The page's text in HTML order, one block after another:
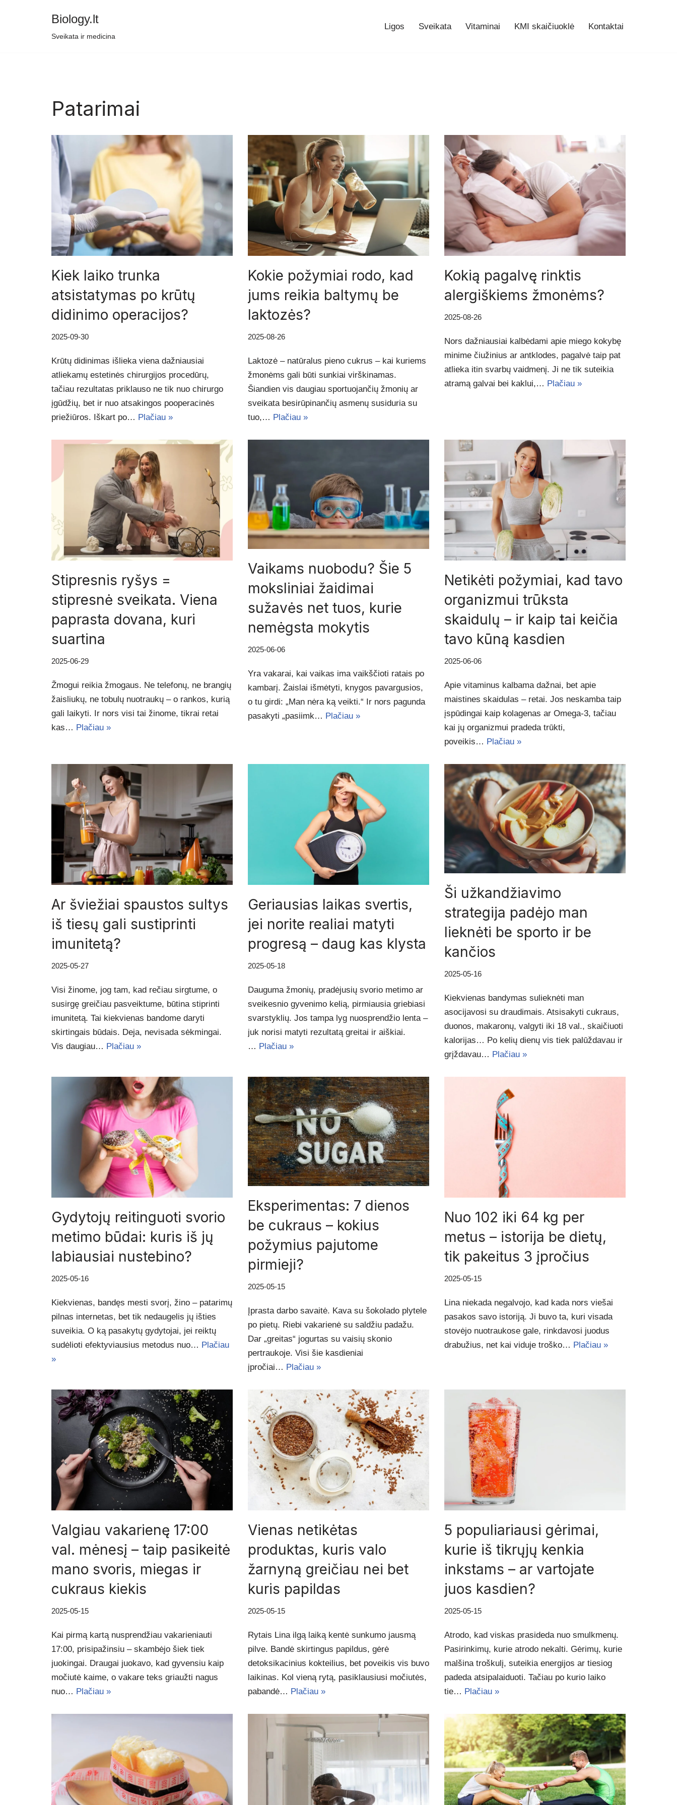
Biology.lt
Sveikata ir medicina
Ligos Sveikata Vitaminai KMI skaičiuoklė Kontaktai
Patarimai
Kiek laiko trunka
atsistatymas po krūtų
didinimo operacijos?
2025-09-30
Krūtų didinimas išlieka viena dažniausiai
atliekamų estetinės chirurgijos procedūrų,
tačiau rezultatas priklauso ne tik nuo chirurgo
įgūdžių, bet ir nuo atsakingos pooperacinės
priežiūros. Iškart po… Plačiau »
Kokie požymiai rodo, kad
jums reikia baltymų be
laktozės?
2025-08-26
Laktozė – natūralus pieno cukrus – kai kuriems
žmonėms gali būti sunkiai virškinamas.
Šiandien vis daugiau sportuojančių žmonių ar
sveikata besirūpinančių asmenų susiduria su
tuo,… Plačiau »
Kokią pagalvę rinktis
alergiškiems žmonėms?
2025-08-26
Nors dažniausiai kalbėdami apie miego kokybę
minime čiužinius ar antklodes, pagalvė taip pat
atlieka itin svarbų vaidmenį. Ji ne tik suteikia
atramą galvai bei kaklui,… Plačiau »
Stipresnis ryšys =
stipresnė sveikata. Viena
paprasta dovana, kuri
suartina
2025-06-29
Žmogui reikia žmogaus. Ne telefonų, ne brangių
žaisliukų, ne tobulų nuotraukų – o rankos, kurią
gali laikyti. Ir nors visi tai žinome, tikrai retai
kas… Plačiau »
Vaikams nuobodu? Šie 5
moksliniai žaidimai
sužavės net tuos, kurie
nemėgsta mokytis
2025-06-06
Yra vakarai, kai vaikas ima vaikščioti ratais po
kambarį. Žaislai išmėtyti, knygos pavargusios,
o tu girdi: „Man nėra ką veikti.“ Ir nors pagunda
pasakyti „pasiimk… Plačiau »
Netikėti požymiai, kad tavo
organizmui trūksta
skaidulų – ir kaip tai keičia
tavo kūną kasdien
2025-06-06
Apie vitaminus kalbama dažnai, bet apie
maistines skaidulas – retai. Jos neskamba taip
įspūdingai kaip kolagenas ar Omega-3, tačiau
kai jų organizmui pradeda trūkti,
poveikis… Plačiau »
Ar šviežiai spaustos sultys
iš tiesų gali sustiprinti
imunitetą?
2025-05-27
Visi žinome, jog tam, kad rečiau sirgtume, o
susirgę greičiau pasveiktume, būtina stiprinti
imunitetą. Tai kiekvienas bandome daryti
skirtingais būdais. Deja, nevisada sėkmingai.
Vis daugiau… Plačiau »
Geriausias laikas svertis,
jei norite realiai matyti
progresą – daug kas klysta
2025-05-18
Dauguma žmonių, pradėjusių svorio metimo ar
sveikesnio gyvenimo kelią, pirmiausia griebiasi
svarstyklių. Jos tampa lyg nuosprendžio lenta –
juk norisi matyti rezultatą greitai ir aiškiai.
… Plačiau »
Ši užkandžiavimo
strategija padėjo man
lieknėti be sporto ir be
kančios
2025-05-16
Kiekvienas bandymas sulieknėti man
asocijavosi su draudimais. Atsisakyti cukraus,
duonos, makaronų, valgyti iki 18 val., skaičiuoti
kalorijas… Po kelių dienų vis tiek palūždavau ir
grįždavau… Plačiau »
Gydytojų reitinguoti svorio
metimo būdai: kuris iš jų
labiausiai nustebino?
2025-05-16
Kiekvienas, bandęs mesti svorį, žino – patarimų
pilnas internetas, bet tik nedaugelis jų išties
suveikia. O ką pasakytų gydytojai, jei reiktų
sudėlioti efektyviausius metodus nuo… Plačiau
»
Eksperimentas: 7 dienos
be cukraus – kokius
požymius pajutome
pirmieji?
2025-05-15
Įprasta darbo savaitė. Kava su šokolado plytele
po pietų. Riebi vakarienė su saldžiu padažu.
Dar „greitas“ jogurtas su vaisių skonio
pertraukoje. Visi šie kasdieniai
įpročiai… Plačiau »
Nuo 102 iki 64 kg per
metus – istorija be dietų,
tik pakeitus 3 įpročius
2025-05-15
Lina niekada negalvojo, kad kada nors viešai
pasakos savo istoriją. Ji buvo ta, kuri visada
stovėjo nuotraukose gale, rinkdavosi juodus
drabužius, net kai viduje troško… Plačiau »
Valgiau vakarienę 17:00
val. mėnesį – taip pasikeitė
mano svoris, miegas ir
cukraus kiekis
2025-05-15
Kai pirmą kartą nusprendžiau vakarieniauti
17:00, prisipažinsiu – skambėjo šiek tiek
juokingai. Draugai juokavo, kad gyvensiu kaip
močiutė kaime, o vakare teks griaužti nagus
nuo… Plačiau »
Vienas netikėtas
produktas, kuris valo
žarnyną greičiau nei bet
kuris papildas
2025-05-15
Rytais Lina ilgą laiką kentė sunkumo jausmą
pilve. Bandė skirtingus papildus, gėrė
detoksikacinius kokteilius, bet poveikis vis buvo
laikinas. Kol vieną rytą, pasiklausiusi močiutės,
pabandė… Plačiau »
5 populiariausi gėrimai,
kurie iš tikrųjų kenkia
inkstams – ar vartojate
juos kasdien?
2025-05-15
Atrodo, kad viskas prasideda nuo smulkmenų.
Pasirinkimų, kurie atrodo nekalti. Gėrimų, kurie
malšina troškulį, suteikia energijos ar tiesiog
padeda atsipalaiduoti. Tačiau po kurio laiko
tie… Plačiau »